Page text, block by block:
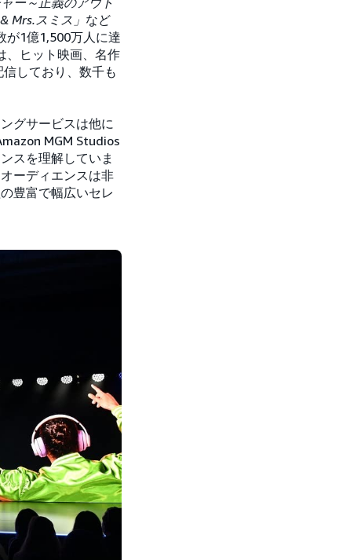
Mrs.スミス」 など
が1億1,500万人に達
、ヒット映画、名作
しており、数千も
グサービスは他に
MGM Studios
スを理解していま
ーディエンスは非
豊富で幅広いセレ